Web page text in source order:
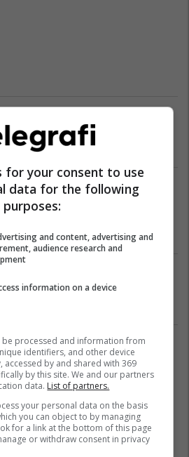
dhe Rexhep Selimit
17/03/2025
nuk merr pjesë në seancë për
shëndetësore, Selimi shfaqet
kollare me motive shtetërore
18/02/2025
pushimit veror
1
for your consent to use
data for the following
purposes:
and content, advertising and
audience research and
information on a device
processed and information from
identifiers, and other device
accessed by and shared with 369
by this site. We and our partners
data. List of partners.
your personal data on the basis
you can object to by managing
for a link at the bottom of this page
or withdraw consent in privacy